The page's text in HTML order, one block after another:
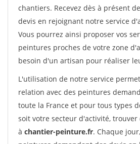
chantiers. Recevez dès à présent
devis en rejoignant notre service
Vous pourrez ainsi proposer vos
peintures proches de votre zone
besoin d'un artisan pour réaliser
L'utilisation de notre service
relation avec des peintures
toute la France et pour tous types
soit votre secteur d'activité, trouver
à chantier-peinture.fr. Chaque